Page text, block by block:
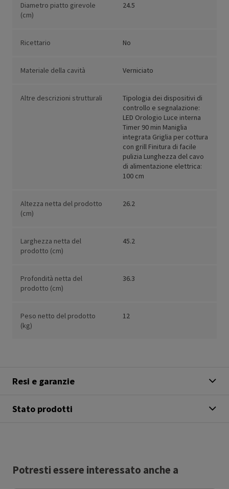
Diametro piatto girevole
(cm)
24.5
Ricettario No
Materiale della cavità Verniciato
Altre descrizioni strutturali
Tipologia dei dispositivi di
controllo e segnalazione:
LED Orologio Luce interna
Timer 90 min Maniglia
integrata Griglia per cottura
con grill Finitura di facile
pulizia Lunghezza del cavo
di alimentazione elettrica:
100 cm
Altezza netta del prodotto
(cm)
26.2
Larghezza netta del
prodotto (cm)
45.2
Profondità netta del
prodotto (cm)
36.3
Peso netto del prodotto
(kg)
12
Resi e garanzie
Stato prodotti
Potresti essere interessato anche a